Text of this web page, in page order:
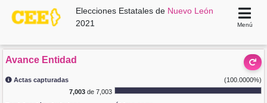
Elecciones Estatales de Nuevo León
2021
Menú
Avance Entidad
Actas capturadas
(100.0000%)
7,003de 7,003